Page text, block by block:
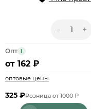
- +
Опт i
от 162 ₽
оптовые цены
325 ₽Розница от 1000 ₽